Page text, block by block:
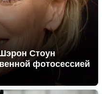
Стоун
фотосессией